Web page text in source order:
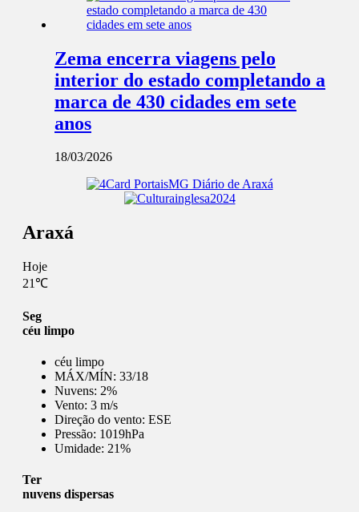
Zema encerra viagens pelo
interior do estado completando a
marca de 430 cidades em sete
anos
18/03/2026
Araxá
Hoje
21℃
Seg
céu limpo
céu limpo
MÁX/MÍN: 33/18
Nuvens: 2%
Vento: 3 m/s
Direção do vento: ESE
Pressão: 1019hPa
Umidade: 21%
Ter
nuvens dispersas